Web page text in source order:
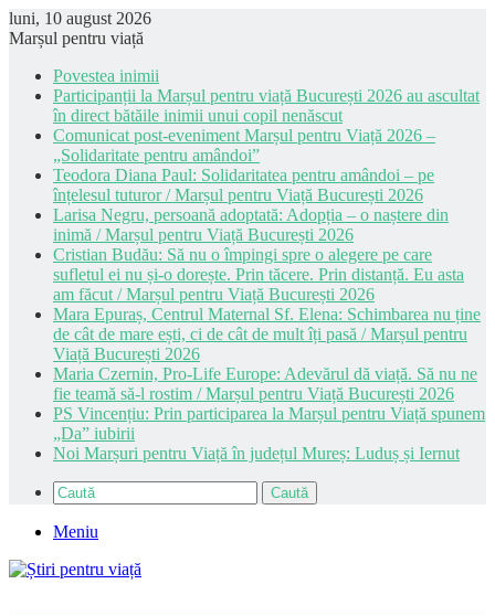
luni, 10 august 2026
Marșul pentru viață
Povestea inimii
Participanții la Marșul pentru viață București 2026 au ascultat
în direct bătăile inimii unui copil nenăscut
Comunicat post-eveniment Marșul pentru Viață 2026 –
„Solidaritate pentru amândoi”
Teodora Diana Paul: Solidaritatea pentru amândoi – pe
înțelesul tuturor / Marșul pentru Viață București 2026
Larisa Negru, persoană adoptată: Adopția – o naștere din
inimă / Marșul pentru Viață București 2026
Cristian Budău: Să nu o împingi spre o alegere pe care
sufletul ei nu și-o dorește. Prin tăcere. Prin distanță. Eu asta
am făcut / Marșul pentru Viață București 2026
Mara Epuraș, Centrul Maternal Sf. Elena: Schimbarea nu ține
de cât de mare ești, ci de cât de mult îți pasă / Marșul pentru
Viață București 2026
Maria Czernin, Pro-Life Europe: Adevărul dă viață. Să nu ne
fie teamă să-l rostim / Marșul pentru Viață București 2026
PS Vincențiu: Prin participarea la Marșul pentru Viață spunem
„Da” iubirii
Noi Marșuri pentru Viață în județul Mureș: Luduș și Iernut
Caută
Meniu